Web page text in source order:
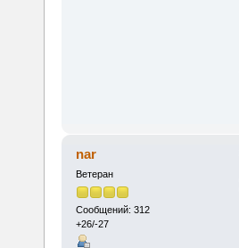
nar
Ветеран
Сообщений: 312
+26/-27